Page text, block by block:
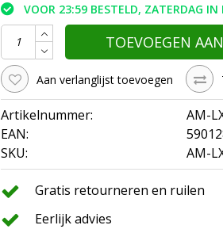
VOOR 23:59 BESTELD, ZATERDAG IN
TOEVOEGEN
Aan verlanglijst toevoegen
Artikelnummer:
AM-
EAN:
SKU:
AM-
Gratis retourneren en ruilen
Eerlijk advies